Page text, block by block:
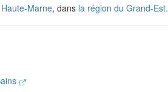
Marne, dans la région du Grand-Est.